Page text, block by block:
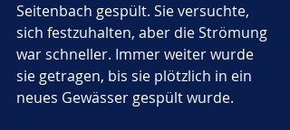
Seitenbach gespült. Sie versuchte,
sich festzuhalten, aber die Strömung
war schneller. Immer weiter wurde
sie getragen, bis sie plötzlich in ein
neues Gewässer gespült wurde.